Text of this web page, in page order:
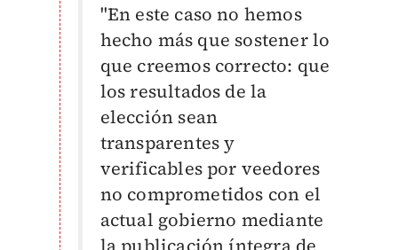
"En este caso no hemos
hecho más que sostener lo
que creemos correcto: que
los resultados de la
elección sean
transparentes y
verificables por veedores
no comprometidos con el
actual gobierno mediante